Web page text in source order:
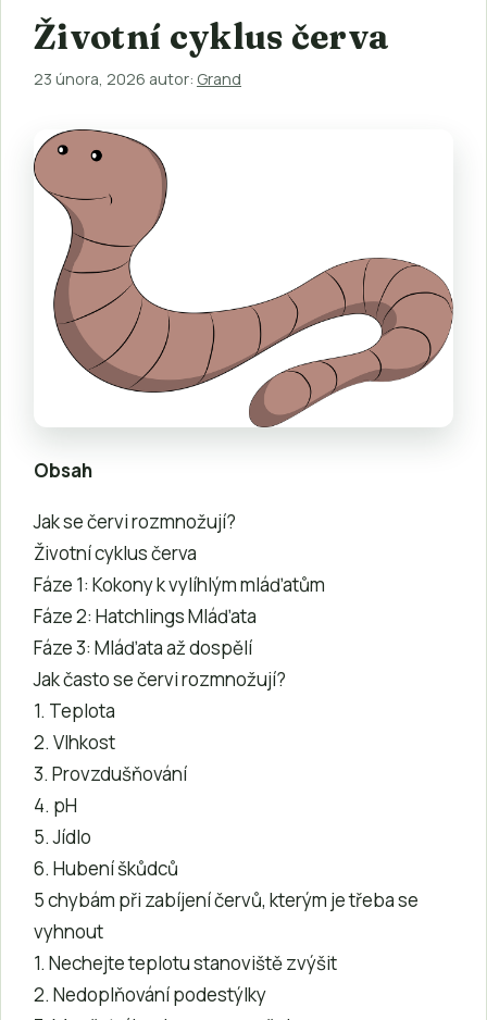
Životní cyklus červa
23 února, 2026 autor: Grand
Obsah
Jak se červi rozmnožují?
Životní cyklus červa
Fáze 1: Kokony k vylíhlým mláďatům
Fáze 2: Hatchlings Mláďata
Fáze 3: Mláďata až dospělí
Jak často se červi rozmnožují?
1. Teplota
2. Vlhkost
3. Provzdušňování
4. pH
5. Jídlo
6. Hubení škůdců
5 chybám při zabíjení červů, kterým je třeba se
vyhnout
1. Nechejte teplotu stanoviště zvýšit
2. Nedoplňování podestýlky